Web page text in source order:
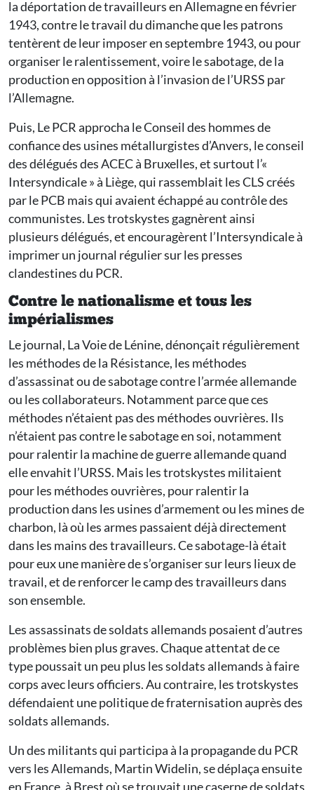
la déportation de travailleurs en Allemagne en février
1943, contre le travail du dimanche que les patrons
tentèrent de leur imposer en septembre 1943, ou pour
organiser le ralentissement, voire le sabotage, de la
production en opposition à l’invasion de l’URSS par
l’Allemagne.
Puis, Le PCR approcha le Conseil des hommes de
confiance des usines métallurgistes d’Anvers, le conseil
des délégués des ACEC à Bruxelles, et surtout l’«
Intersyndicale » à Liège, qui rassemblait les CLS créés
par le PCB mais qui avaient échappé au contrôle des
communistes. Les trotskystes gagnèrent ainsi
plusieurs délégués, et encouragèrent l’Intersyndicale à
imprimer un journal régulier sur les presses
clandestines du PCR.
Contre le nationalisme et tous les
impérialismes
Le journal, La Voie de Lénine, dénonçait régulièrement
les méthodes de la Résistance, les méthodes
d’assassinat ou de sabotage contre l’armée allemande
ou les collaborateurs. Notamment parce que ces
méthodes n’étaient pas des méthodes ouvrières. Ils
n’étaient pas contre le sabotage en soi, notamment
pour ralentir la machine de guerre allemande quand
elle envahit l’URSS. Mais les trotskystes militaient
pour les méthodes ouvrières, pour ralentir la
production dans les usines d’armement ou les mines de
charbon, là où les armes passaient déjà directement
dans les mains des travailleurs. Ce sabotage-là était
pour eux une manière de s’organiser sur leurs lieux de
travail, et de renforcer le camp des travailleurs dans
son ensemble.
Les assassinats de soldats allemands posaient d’autres
problèmes bien plus graves. Chaque attentat de ce
type poussait un peu plus les soldats allemands à faire
corps avec leurs officiers. Au contraire, les trotskystes
défendaient une politique de fraternisation auprès des
soldats allemands.
Un des militants qui participa à la propagande du PCR
vers les Allemands, Martin Widelin, se déplaça ensuite
en France, à Brest où se trouvait une caserne de soldats